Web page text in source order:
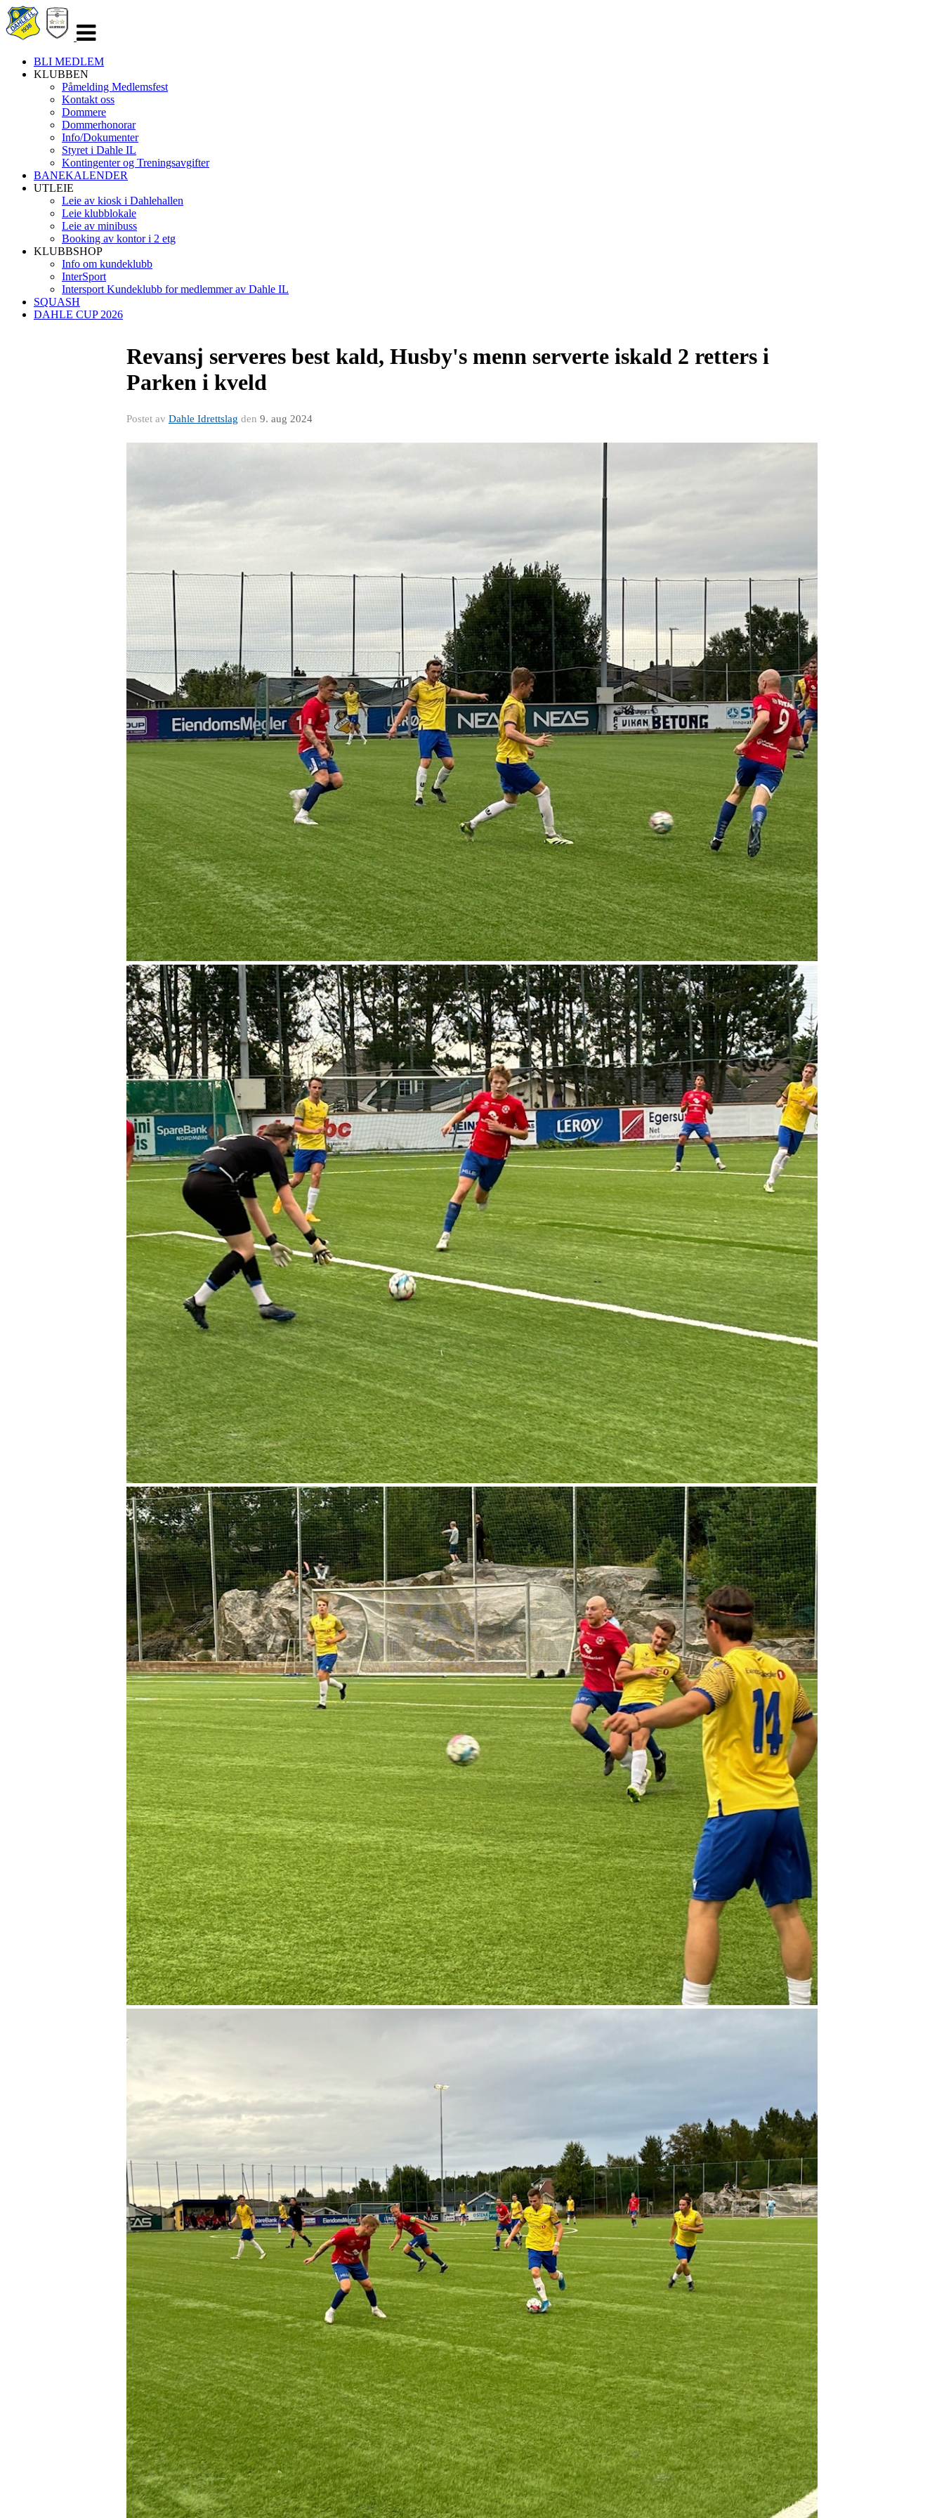
navigasjon
BLI MEDLEM
KLUBBEN
Påmelding Medlemsfest
Kontakt oss
Dommere
Dommerhonorar
Info/Dokumenter
Styret i Dahle IL
Kontingenter og Treningsavgifter
BANEKALENDER
UTLEIE
Leie av kiosk i Dahlehallen
Leie klubblokale
Leie av minibuss
Booking av kontor i 2 etg
KLUBBSHOP
Info om kundeklubb
InterSport
Intersport Kundeklubb for medlemmer av Dahle IL
SQUASH
DAHLE CUP 2026
Revansj serveres best kald, Husby's menn serverte iskald 2 retters i
Parken i kveld
Postet av Dahle Idrettslag den 9. aug 2024